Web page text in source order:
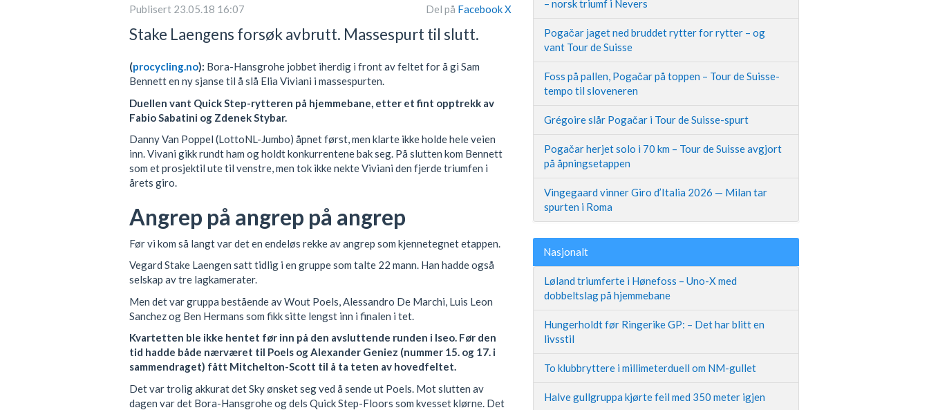
Publisert 23.05.18 16:07 Del på FacebookX
Stake Laengens forsøk avbrutt. Massespurt til slutt.
(procycling.no): Bora-Hansgrohe jobbet iherdig i front av feltet for å gi Sam
Bennett en ny sjanse til å slå Elia Viviani i massespurten.
Duellen vant Quick Step-rytteren på hjemmebane, etter et fint opptrekk av
Fabio Sabatini og Zdenek Stybar.
Danny Van Poppel (LottoNL-Jumbo) åpnet først, men klarte ikke holde hele veien
inn. Vivani gikk rundt ham og holdt konkurrentene bak seg. På slutten kom Bennett
som et prosjektil ute til venstre, men tok ikke nekte Viviani den fjerde triumfen i
årets giro.
Angrep på angrep på angrep
Før vi kom så langt var det en endeløs rekke av angrep som kjennetegnet etappen.
Vegard Stake Laengen satt tidlig i en gruppe som talte 22 mann. Han hadde også
selskap av tre lagkamerater.
Men det var gruppa bestående av Wout Poels, Alessandro De Marchi, Luis Leon
Sanchez og Ben Hermans som fikk sitte lengst inn i finalen i tet.
Kvartetten ble ikke hentet før inn på den avsluttende runden i Iseo. Før den
tid hadde både nærværet til Poels og Alexander Geniez (nummer 15. og 17. i
sammendraget) fått Mitchelton-Scott til å ta teten av hovedfeltet.
Det var trolig akkurat det Sky ønsket seg ved å sende ut Poels. Mot slutten av
dagen var det Bora-Hansgrohe og dels Quick Step-Floors som kvesset klørne. Det
– norsk triumf i Nevers
Pogačar jaget ned bruddet rytter for rytter – og
vant Tour de Suisse
Foss på pallen, Pogačar på toppen – Tour de Suisse-
tempo til sloveneren
Grégoire slår Pogačar i Tour de Suisse-spurt
Pogačar herjet solo i 70 km – Tour de Suisse avgjort
på åpningsetappen
Vingegaard vinner Giro d’Italia 2026 — Milan tar
spurten i Roma
Nasjonalt
Løland triumferte i Hønefoss – Uno-X med
dobbeltslag på hjemmebane
Hungerholdt før Ringerike GP: – Det har blitt en
livsstil
To klubbryttere i millimeterduell om NM-gullet
Halve gullgruppa kjørte feil med 350 meter igjen